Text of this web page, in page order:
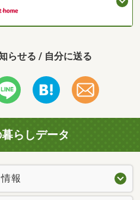
らせる / 自分に送る
らしデータ
報